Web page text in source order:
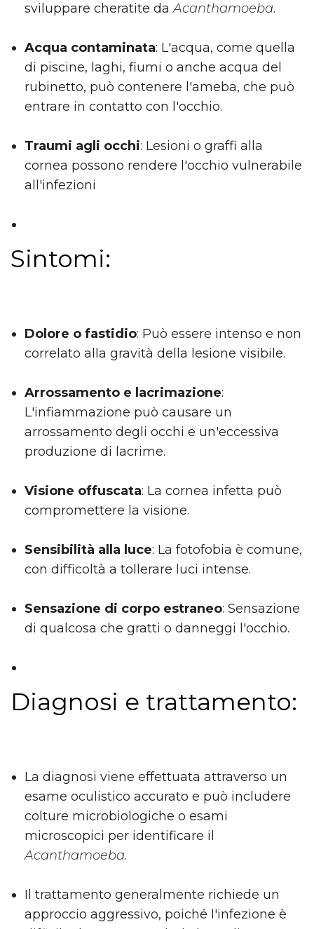
sviluppare cheratite daAcanthamoeba.
Acqua contaminata: L'acqua, come quella
di piscine, laghi, fiumi o anche acqua del
rubinetto, può contenere l'ameba, che può
entrare in contatto con l'occhio.
Traumi agli occhi: Lesioni o graffi alla
cornea possono rendere l'occhio vulnerabile
all'infezioni
Sintomi:
Dolore o fastidio: Può essere intenso e non
correlato alla gravità della lesione visibile.
Arrossamento e lacrimazione:
L'infiammazione può causare un
arrossamento degli occhi e un'eccessiva
produzione di lacrime.
Visione offuscata: La cornea infetta può
compromettere la visione.
Sensibilità alla luce: La fotofobia è comune,
con difficoltà a tollerare luci intense.
Sensazione di corpo estraneo: Sensazione
di qualcosa che gratti o danneggi l'occhio.
Diagnosi e trattamento:
La diagnosi viene effettuata attraverso un
esame oculistico accurato e può includere
colture microbiologiche o esami
microscopici per identificare il
Acanthamoeba.
Il trattamento generalmente richiede un
approccio aggressivo, poiché l'infezione è